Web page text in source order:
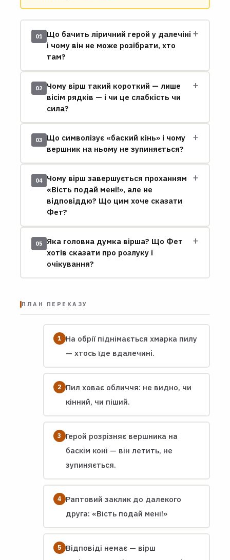
01
Що бачить ліричний герой у далечіні
і чому він не може розібрати, хто
там?
+
02
Чому вірш такий короткий — лише
вісім рядків — і чи це слабкість чи
сила?
+
03
Що символізує «баский кінь» і чому
вершник на ньому не зупиняється?
+
04 Чому вірш завершується проханням
«Вість подай мені!», але не
відповіддю? Що цим хоче сказати
Фет?
+
05
Яка головна думка вірша? Що Фет
хотів сказати про розлуку і
очікування?
+
ПЛАН ПЕРЕКАЗУ
На обрії піднімається хмарка пилу
— хтось їде вдалечині.
Пил ховає обличчя: не видно, чи
кінний, чи піший.
Герой розрізняє вершника на
баскім коні — він летить, не
зупиняється.
Раптовий заклик до далекого
друга: «Вість подай мені!»
Відповіді немає — вірш